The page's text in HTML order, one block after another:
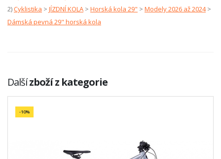
2)Cyklistika > JÍZDNÍ KOLA > Horská kola 29" > Modely 2026 až 2024 >
Dámská pevná 29" horská kola
Dalšízboží z kategorie
-10%